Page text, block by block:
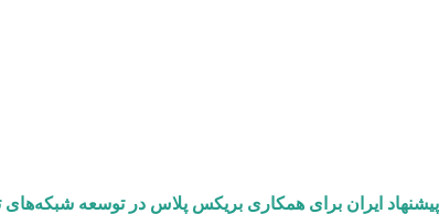
پیشنهاد ایران برای همکاری بریکس پلاس در توسعه شبکه‌های